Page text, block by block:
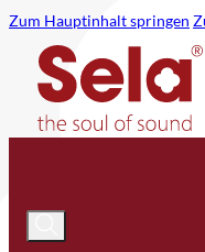
Zum Hauptinhalt springen